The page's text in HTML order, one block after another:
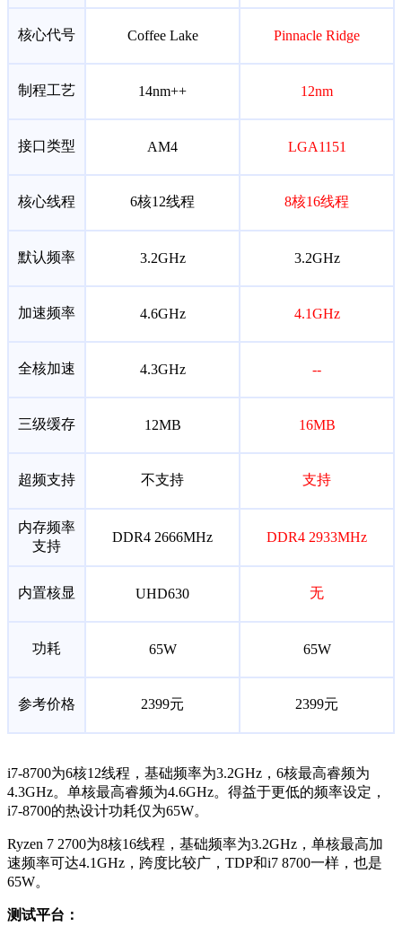
核心代号 Coffee Lake Pinnacle Ridge
制程工艺 14nm++ 12nm
接口类型 AM4 LGA1151
核心线程 6核12线程 8核16线程
默认频率 3.2GHz 3.2GHz
加速频率 4.6GHz 4.1GHz
全核加速 4.3GHz --
三级缓存 12MB 16MB
超频支持 不支持 支持
内存频率
支持
DDR4 2666MHz DDR4 2933MHz
内置核显 UHD630 无
功耗 65W 65W
参考价格 2399元 2399元
i7-8700为6核12线程，基础频率为3.2GHz，6核最高睿频为
4.3GHz。单核最高睿频为4.6GHz。得益于更低的频率设定，
i7-8700的热设计功耗仅为65W。
Ryzen 7 2700为8核16线程，基础频率为3.2GHz，单核最高加
速频率可达4.1GHz，跨度比较广，TDP和i7 8700一样，也是
65W。
测试平台：